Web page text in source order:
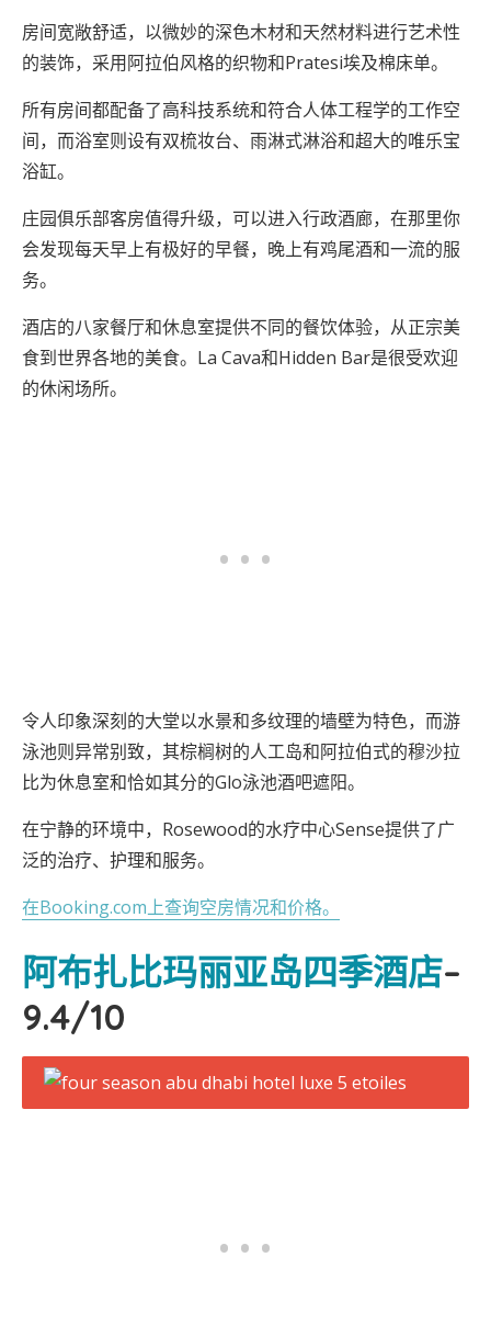
房间宽敞舒适，以微妙的深色木材和天然材料进行艺术性
的装饰，采用阿拉伯风格的织物和Pratesi埃及棉床单。
所有房间都配备了高科技系统和符合人体工程学的工作空
间，而浴室则设有双梳妆台、雨淋式淋浴和超大的唯乐宝
浴缸。
庄园俱乐部客房值得升级，可以进入行政酒廊，在那里你
会发现每天早上有极好的早餐，晚上有鸡尾酒和一流的服
务。
酒店的八家餐厅和休息室提供不同的餐饮体验，从正宗美
食到世界各地的美食。La Cava和Hidden Bar是很受欢迎
的休闲场所。
令人印象深刻的大堂以水景和多纹理的墙壁为特色，而游
泳池则异常别致，其棕榈树的人工岛和阿拉伯式的穆沙拉
比为休息室和恰如其分的Glo泳池酒吧遮阳。
在宁静的环境中，Rosewood的水疗中心Sense提供了广
泛的治疗、护理和服务。
在Booking.com上查询空房情况和价格。
阿布扎比玛丽亚岛四季酒店–
9.4/10